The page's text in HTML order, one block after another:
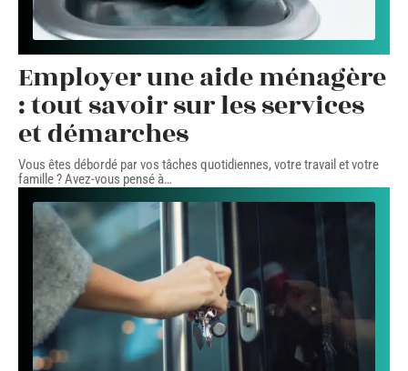
Employer une aide ménagère
: tout savoir sur les services
et démarches
Vous êtes débordé par vos tâches quotidiennes, votre travail et votre
famille ? Avez-vous pensé à…